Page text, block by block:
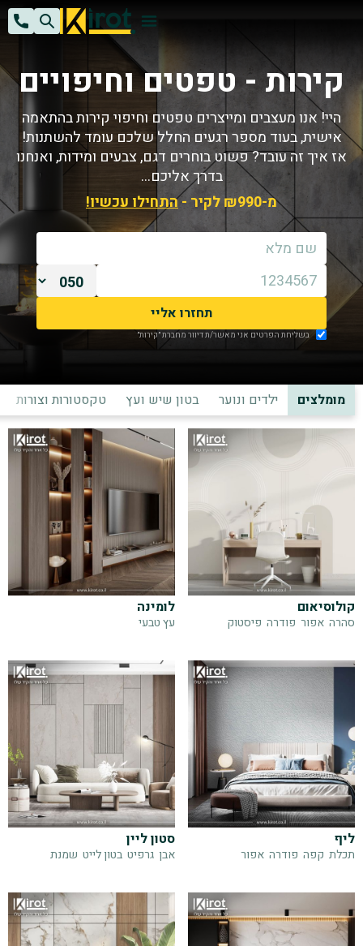
k H
קירות - טפטים וחיפויים
היי! אנו מעצבים ומייצרים טפטים וחיפוי קירות בהתאמה
אישית, בעוד מספר רגעים החלל שלכם עומד להשתנות!
אז איך זה עובד? פשוט בוחרים דגם, צבעים ומידות, ואנחנו
בדרך אליכם…
מ-₪990 לקיר -
התחילו עכשיו!
בשליחת הפרטים אני מאשר/ת דיוור מחברת ״קירות״
מומלצים ילדים ונוער בטון שיש ועץ טקסטורות וצורות
קולוסיאום
סהרה אפור פודרה פיסטוק
לומינה
עץ טבעי
ליף
תכלת קפה פודרה אפור
סטון ליין
אבן גרפיט בטון לייט שמנת